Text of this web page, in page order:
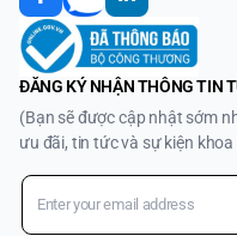
ĐĂNG KÝ NHẬN THÔNG TIN
(Bạn sẽ được cập nhật sớm
ưu đãi, tin tức và sự kiện khoa